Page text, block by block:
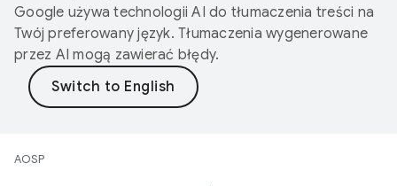
Google używa technologii AI do tłumaczenia treści na
Twój preferowany język. Tłumaczenia wygenerowane
przez AI mogą zawierać błędy.
AOSP